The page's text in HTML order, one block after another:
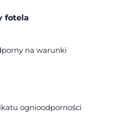
fotela
na warunki
ognioodporności